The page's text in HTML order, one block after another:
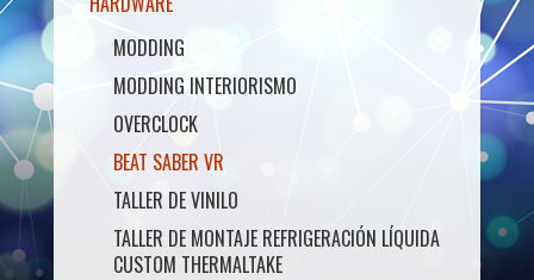
MODDING
MODDING INTERIORISMO
OVERCLOCK
BEAT SABER VR
TALLER DE VINILO
TALLER DE MONTAJE REFRIGERACIÓN LÍQUIDA
CUSTOM THERMALTAKE